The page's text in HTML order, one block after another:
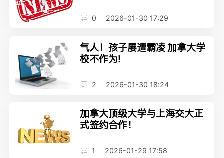
0 2026-01-30 17:29
气人！孩子屡遭霸凌 加拿大学
校不作为!
2 2026-01-30 18:24
加拿大顶级大学与上海交大正
式签约合作！
1 2026-01-29 17:58